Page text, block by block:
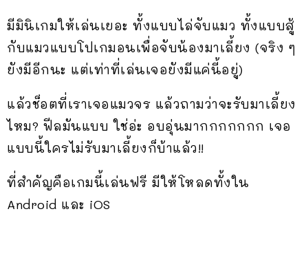
มีมินิเกมให้เล่นเยอะ ทั้งแบบไล่จับแมว ทั้งแบบสู้
กับแมวแบบโปเกมอนเพื่อจับน้องมาเลี้ยง (จริง ๆ
ยังมีอีกนะ แต่เท่าที่เล่นเจอยังมีแค่นี้อยู่)
แล้วช็อตที่เราเจอแมวจร แล้วถามว่าจะรับมาเลี้ยง
ไหม? ฟีลมันแบบ ใช่อ่ะ อบอุ่นมากกกกกกก เจอ
แบบนี้ใครไม่รับมาเลี้ยงก็บ้าแล้ว!!
ที่สำคัญคือเกมนี้เล่นฟรี มีให้โหลดทั้งใน
Android และ iOS